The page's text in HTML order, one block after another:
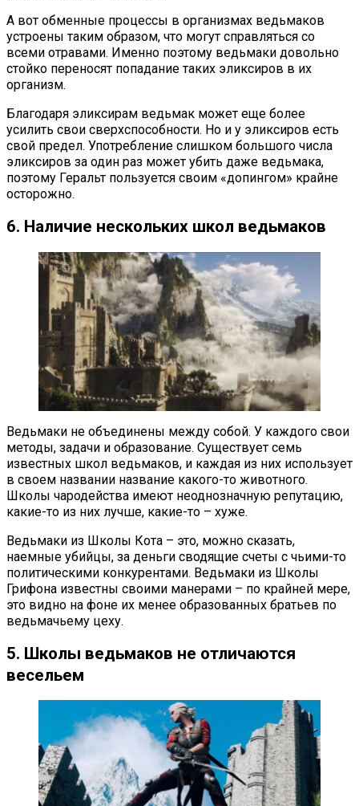
А вот обменные процессы в организмах ведьмаков
устроены таким образом, что могут справляться со
всеми отравами. Именно поэтому ведьмаки довольно
стойко переносят попадание таких эликсиров в их
организм.
Благодаря эликсирам ведьмак может еще более
усилить свои сверхспособности. Но и у эликсиров есть
свой предел. Употребление слишком большого числа
эликсиров за один раз может убить даже ведьмака,
поэтому Геральт пользуется своим «допингом» крайне
осторожно.
6. Наличие нескольких школ ведьмаков
Ведьмаки не объединены между собой. У каждого свои
методы, задачи и образование. Существует семь
известных школ ведьмаков, и каждая из них использует
в своем названии название какого-то животного.
Школы чародейства имеют неоднозначную репутацию,
какие-то из них лучше, какие-то – хуже.
Ведьмаки из Школы Кота – это, можно сказать,
наемные убийцы, за деньги сводящие счеты с чьими-то
политическими конкурентами. Ведьмаки из Школы
Грифона известны своими манерами – по крайней мере,
это видно на фоне их менее образованных братьев по
ведьмачьему цеху.
5. Школы ведьмаков не отличаются
весельем